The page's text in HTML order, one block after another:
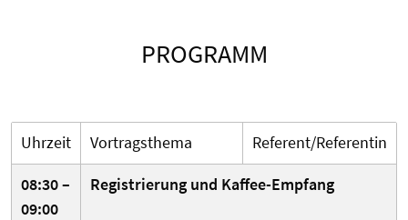
PROGRAMM
Uhrzeit Vortragsthema
Referent/Referentin
08:30 –
09:00
Registrierung und Kaffee-Empfang